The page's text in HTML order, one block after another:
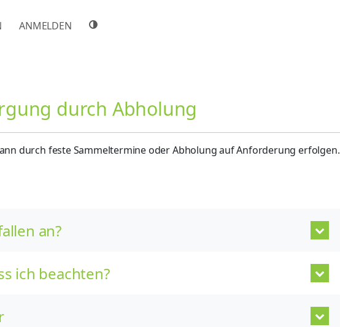
ANMELDEN
durch Abholung
durch feste Sammeltermine oder Abholung auf Anforderung erfolgen.
an?
ich beachten?